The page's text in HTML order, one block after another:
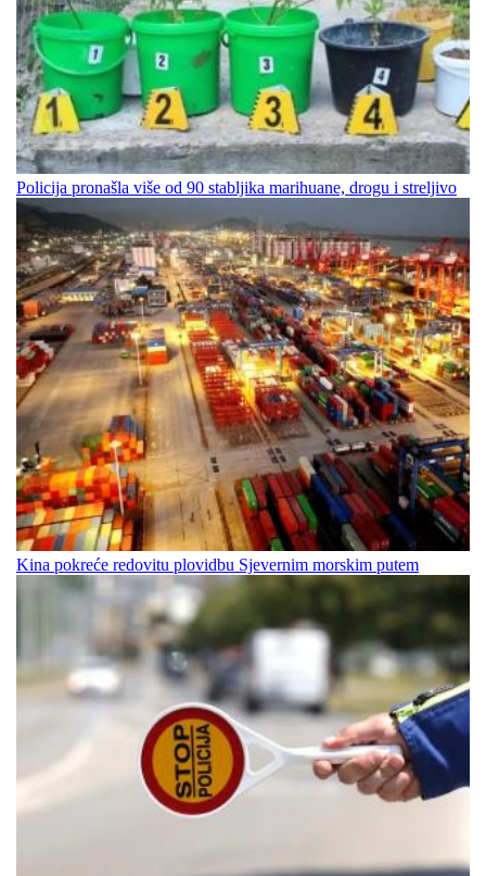
Policija pronašla više od 90 stabljika marihuane, drogu i streljivo
Kina pokreće redovitu plovidbu Sjevernim morskim putem